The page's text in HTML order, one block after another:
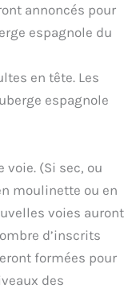
annoncés pour
espagnole du
en tête. Les
espagnole
voie. (Si sec, ou
moulinette ou en
voies auront
d’inscrits
formées pour
des